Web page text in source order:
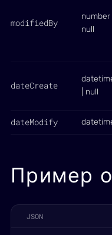
modifiedBy
number |
null
dateCreate
| null
dateModify
Пример
JSON